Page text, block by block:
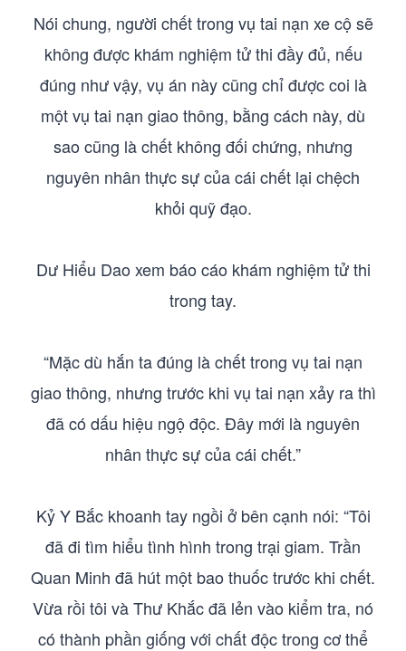
Nói chung, người chết trong vụ tai nạn xe cộ sẽ
không được khám nghiệm tử thi đầy đủ, nếu
đúng như vậy, vụ án này cũng chỉ được coi là
một vụ tai nạn giao thông, bằng cách này, dù
sao cũng là chết không đối chứng, nhưng
nguyên nhân thực sự của cái chết lại chệch
khỏi quỹ đạo.
Dư Hiểu Dao xem báo cáo khám nghiệm tử thi
trong tay.
“Mặc dù hắn ta đúng là chết trong vụ tai nạn
giao thông, nhưng trước khi vụ tai nạn xảy ra thì
đã có dấu hiệu ngộ độc. Đây mới là nguyên
nhân thực sự của cái chết.”
Kỷ Y Bắc khoanh tay ngồi ở bên cạnh nói: “Tôi
đã đi tìm hiểu tình hình trong trại giam. Trần
Quan Minh đã hút một bao thuốc trước khi chết.
Vừa rồi tôi và Thư Khắc đã lẻn vào kiểm tra, nó
có thành phần giống với chất độc trong cơ thể